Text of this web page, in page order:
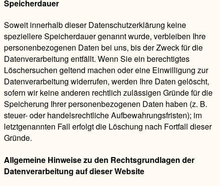
Speicherdauer
Soweit innerhalb dieser Datenschutzerklärung keine
speziellere Speicherdauer genannt wurde, verbleiben Ihre
personenbezogenen Daten bei uns, bis der Zweck für die
Datenverarbeitung entfällt. Wenn Sie ein berechtigtes
Löschersuchen geltend machen oder eine Einwilligung zur
Datenverarbeitung widerrufen, werden Ihre Daten gelöscht,
sofern wir keine anderen rechtlich zulässigen Gründe für die
Speicherung Ihrer personenbezogenen Daten haben (z. B.
steuer- oder handelsrechtliche Aufbewahrungsfristen); im
letztgenannten Fall erfolgt die Löschung nach Fortfall dieser
Gründe.
Allgemeine Hinweise zu den Rechtsgrundlagen der
Datenverarbeitung auf dieser Website